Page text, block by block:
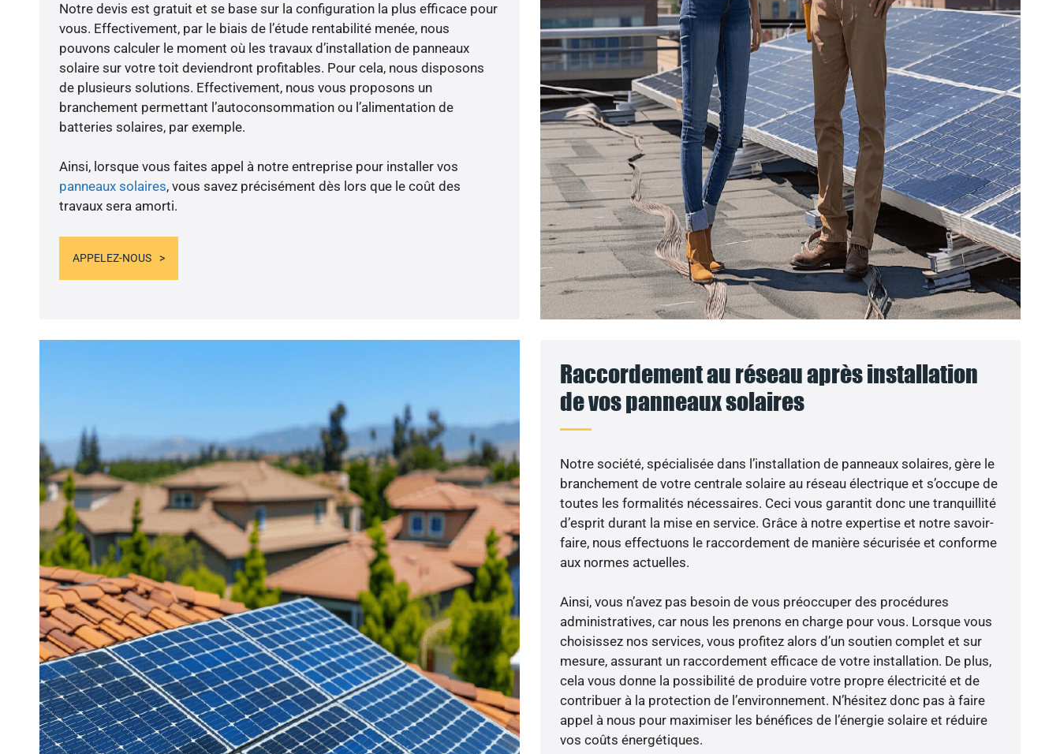
Notre devis est gratuit et se base sur la configuration la plus efficace pour
vous. Effectivement, par le biais de l’étude rentabilité menée, nous
pouvons calculer le moment où les travaux d’installation de panneaux
solaire sur votre toit deviendront profitables. Pour cela, nous disposons
de plusieurs solutions. Effectivement, nous vous proposons un
branchement permettant l’autoconsommation ou l’alimentation de
batteries solaires, par exemple.
Ainsi, lorsque vous faites appel à notre entreprise pour installer vos
panneaux solaires, vous savez précisément dès lors que le coût des
travaux sera amorti.
APPELEZ-NOUS
Raccordement au réseau après installation
de vos panneaux solaires
Notre société, spécialisée dans l’installation de panneaux solaires, gère le
branchement de votre centrale solaire au réseau électrique et s’occupe de
toutes les formalités nécessaires. Ceci vous garantit donc une tranquillité
d’esprit durant la mise en service. Grâce à notre expertise et notre savoir-
faire, nous effectuons le raccordement de manière sécurisée et conforme
aux normes actuelles.
Ainsi, vous n’avez pas besoin de vous préoccuper des procédures
administratives, car nous les prenons en charge pour vous. Lorsque vous
choisissez nos services, vous profitez alors d’un soutien complet et sur
mesure, assurant un raccordement efficace de votre installation. De plus,
cela vous donne la possibilité de produire votre propre électricité et de
contribuer à la protection de l’environnement. N’hésitez donc pas à faire
appel à nous pour maximiser les bénéfices de l’énergie solaire et réduire
vos coûts énergétiques.